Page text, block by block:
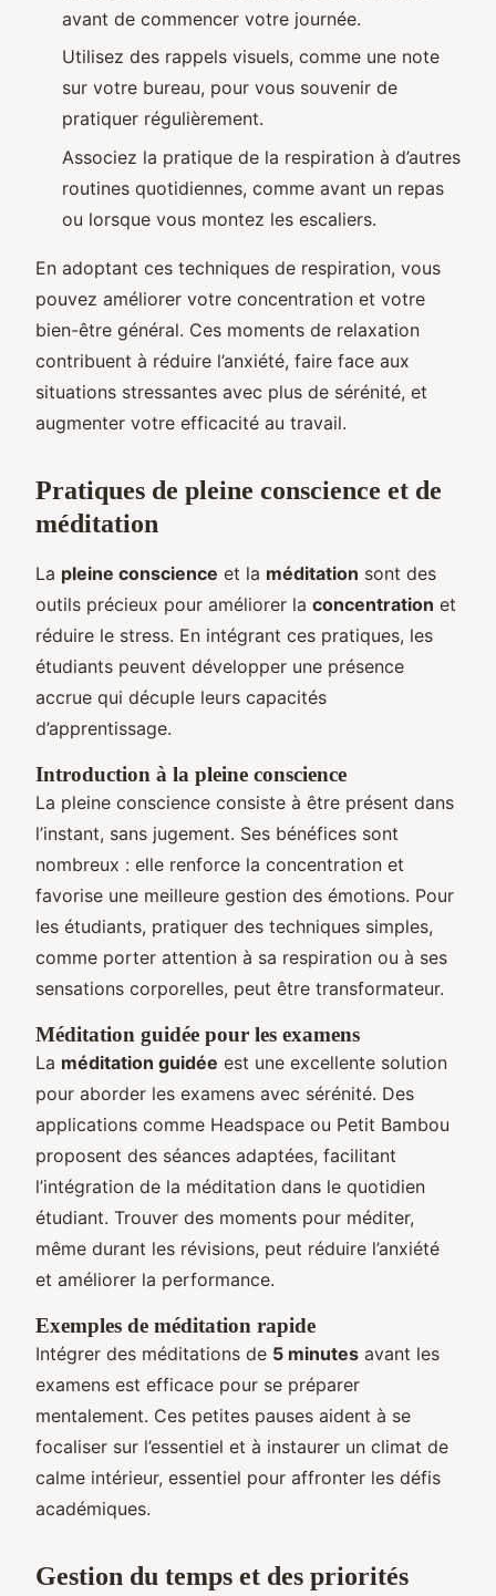
avant de commencer votre journée.
Utilisez des rappels visuels, comme une note
sur votre bureau, pour vous souvenir de
pratiquer régulièrement.
Associez la pratique de la respiration à d’autres
routines quotidiennes, comme avant un repas
ou lorsque vous montez les escaliers.
En adoptant ces techniques de respiration, vous
pouvez améliorer votre concentration et votre
bien-être général. Ces moments de relaxation
contribuent à réduire l’anxiété, faire face aux
situations stressantes avec plus de sérénité, et
augmenter votre efficacité au travail.
Pratiques de pleine conscience et de
méditation
La pleine conscience et la méditation sont des
outils précieux pour améliorer la concentration et
réduire le stress. En intégrant ces pratiques, les
étudiants peuvent développer une présence
accrue qui décuple leurs capacités
d’apprentissage.
Introduction à la pleine conscience
La pleine conscience consiste à être présent dans
l’instant, sans jugement. Ses bénéfices sont
nombreux : elle renforce la concentration et
favorise une meilleure gestion des émotions. Pour
les étudiants, pratiquer des techniques simples,
comme porter attention à sa respiration ou à ses
sensations corporelles, peut être transformateur.
Méditation guidée pour les examens
La méditation guidée est une excellente solution
pour aborder les examens avec sérénité. Des
applications comme Headspace ou Petit Bambou
proposent des séances adaptées, facilitant
l’intégration de la méditation dans le quotidien
étudiant. Trouver des moments pour méditer,
même durant les révisions, peut réduire l’anxiété
et améliorer la performance.
Exemples de méditation rapide
Intégrer des méditations de 5 minutes avant les
examens est efficace pour se préparer
mentalement. Ces petites pauses aident à se
focaliser sur l’essentiel et à instaurer un climat de
calme intérieur, essentiel pour affronter les défis
académiques.
Gestion du temps et des priorités